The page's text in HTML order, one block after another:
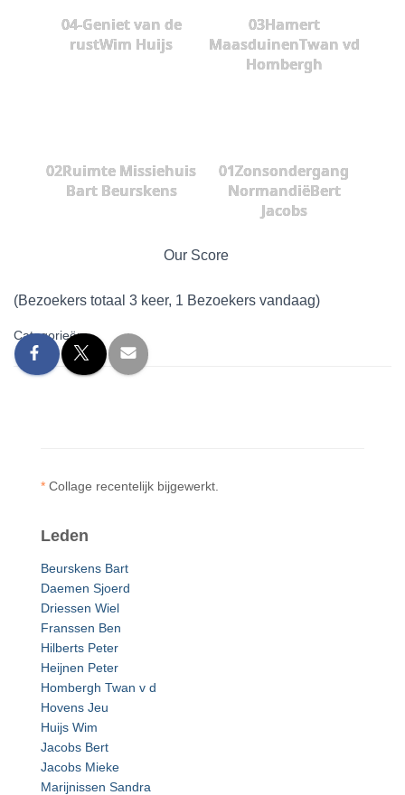
04-Geniet van de
rustWim Huijs
03Hamert
MaasduinenTwan vd
Hombergh
02Ruimte Missiehuis
Bart Beurskens
01Zonsondergang
NormandiëBert
Jacobs
Our Score
(Bezoekers totaal 3 keer, 1 Bezoekers vandaag)
Categorieën:
* Collage recentelijk bijgewerkt.
Leden
Beurskens Bart
Daemen Sjoerd
Driessen Wiel
Franssen Ben
Hilberts Peter
Heijnen Peter
Hombergh Twan v d
Hovens Jeu
Huijs Wim
Jacobs Bert
Jacobs Mieke
Marijnissen Sandra